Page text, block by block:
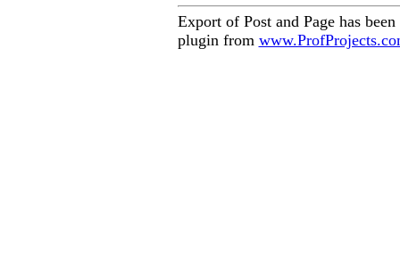
Export of Post and Page has
plugin from